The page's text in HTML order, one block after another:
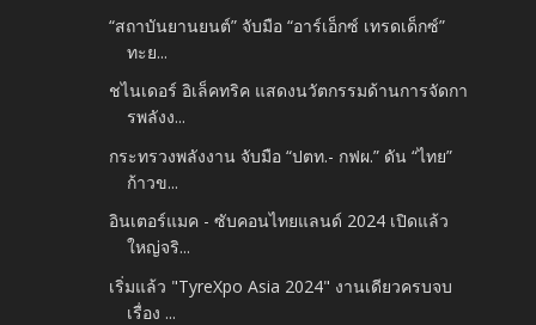
“สถาบันยานยนต์” จับมือ “อาร์เอ็กซ์ เทรดเด็กซ์”
ทะย...
ชไนเดอร์ อิเล็คทริค แสดงนวัตกรรมด้านการจัดกา
รพลังง...
กระทรวงพลังงาน จับมือ “ปตท.- กฟผ.” ดัน “ไทย”
ก้าวข...
อินเตอร์แมค - ซับคอนไทยแลนด์ 2024 เปิดแล้ว
ใหญ่จริ...
เริ่มแล้ว "TyreXpo Asia 2024" งานเดียวครบจบ
เรื่อง ...